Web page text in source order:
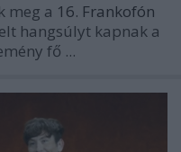
meg a 16. Frankofón
hangsúlyt kapnak a
fő ...